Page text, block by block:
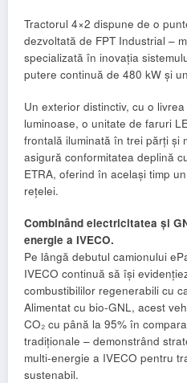
Tractorul 4×2 dispune de o
dezvoltată de FPT Industrial –
specializată în inovația
putere continuă de 480 kW și
Un exterior distinctiv, cu o
luminoase, o unitate de faruri
frontală iluminată în trei părți și
asigură conformitatea deplină
ETRA, oferind în același timp
rețelei.
Combinând electricitatea și
energie a IVECO.
Pe lângă debutul camionului
IVECO continuă să își
combustibililor regenerabili cu
Alimentat cu bio-GNL, acest
CO₂ cu până la 95% în
tradiționale – demonstrând
multi-energie a IVECO pentru
sustenabil.